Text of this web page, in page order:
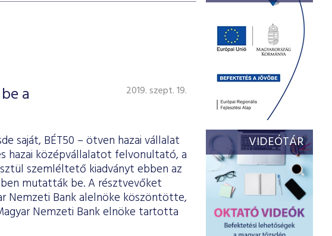
a
2019. szept. 19.
saját, BÉT50 – ötven hazai vállalat
hazai középvállalatot felvonultató, a
szemléltető kiadványt ebben az
mutatták be. A résztvevőket
Nemzeti Bank alelnöke köszöntötte,
Nemzeti Bank elnöke tartotta
VIDEÓTÁR